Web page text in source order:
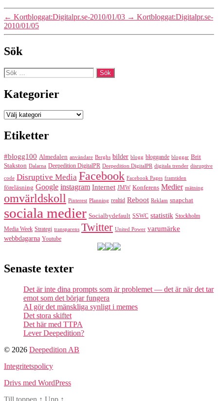
← Kortbloggat:Digitalpr.se-2010/01/03 → Kortbloggat:Digitalpr.se-
2010/01/05
Sök
Sök
efter:
Kategorier
Kategorier
Etiketter
#blogg100 Almedalen användare Berghs bilder blogg bloggande bloggar Brit
Stakston Dalarna Deepedition DigitalPR Deepedition DigitalPR digitala trender disruptive
code Disruptive Media Facebook Facebook Pages framtiden
föreläsning Google instagram Internet JMW Konferens Medier mätning
omvärldskoll Pinterest Planning realtid Reboot Reklam snapchat
sociala medier Socialbydefault SSWC statistik Stockholm
Media Week Strategi transparens Twitter United Power varumärke
webbdagarna Youtube
Senaste texter
Det är inte dina prompts som är problemet — det är när det tar
emot som det börjar fungera
AI gör det mänskliga synligt i memes
Det stora skiftet
Det här med TTPA
Lever Deepedition?
© 2026 Deepedition AB
Integritetspolicy
Drivs med WordPress
Till toppen ↑ Upp ↑